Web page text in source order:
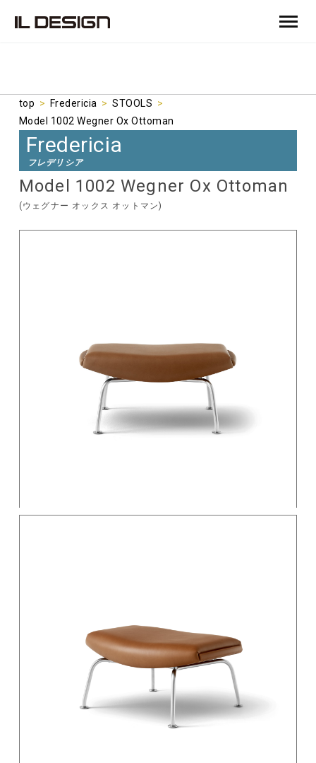
top > Fredericia > STOOLS >
Model 1002 Wegner Ox Ottoman
(ウェグナー オックス オットマン)
Fredericia
フレデリシア
Model 1002 Wegner Ox Ottoman
(ウェグナー オックス オットマン)